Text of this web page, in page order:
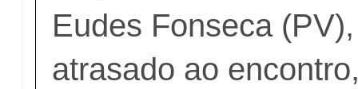
Eudes Fonseca
atrasado ao